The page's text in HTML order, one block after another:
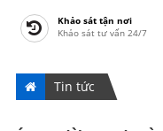
Khảo sát tận nơi
Khảo sát tư vấn 24/7
Tin tức